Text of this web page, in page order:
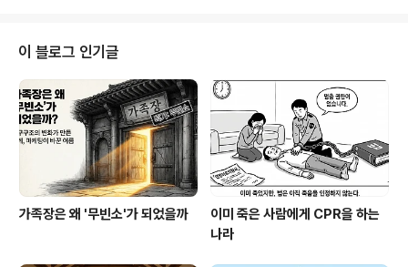
는 사람이 다섯 중 하나도 안 된다는 뜻이다. 이게 단순히
죽는 장소의 문제일까? 아니면 우리가 죽음에 대해 뭔가 근
본적인 것을 잃어버린 걸까? 고종명에는 세 가지 조건이 있
었다. 수명을 다할 것, 집 안(正寢, 정침)에서 맞을 것, 가족
이 곁에 있을 것. 이 세 가지가 갖춰진 죽음이 '좋은 죽
음'이..
이 블로그 인기글
가족장은 왜 '무빈소'가 되었을까
이미 죽은 사람에게 CPR을 하는
나라